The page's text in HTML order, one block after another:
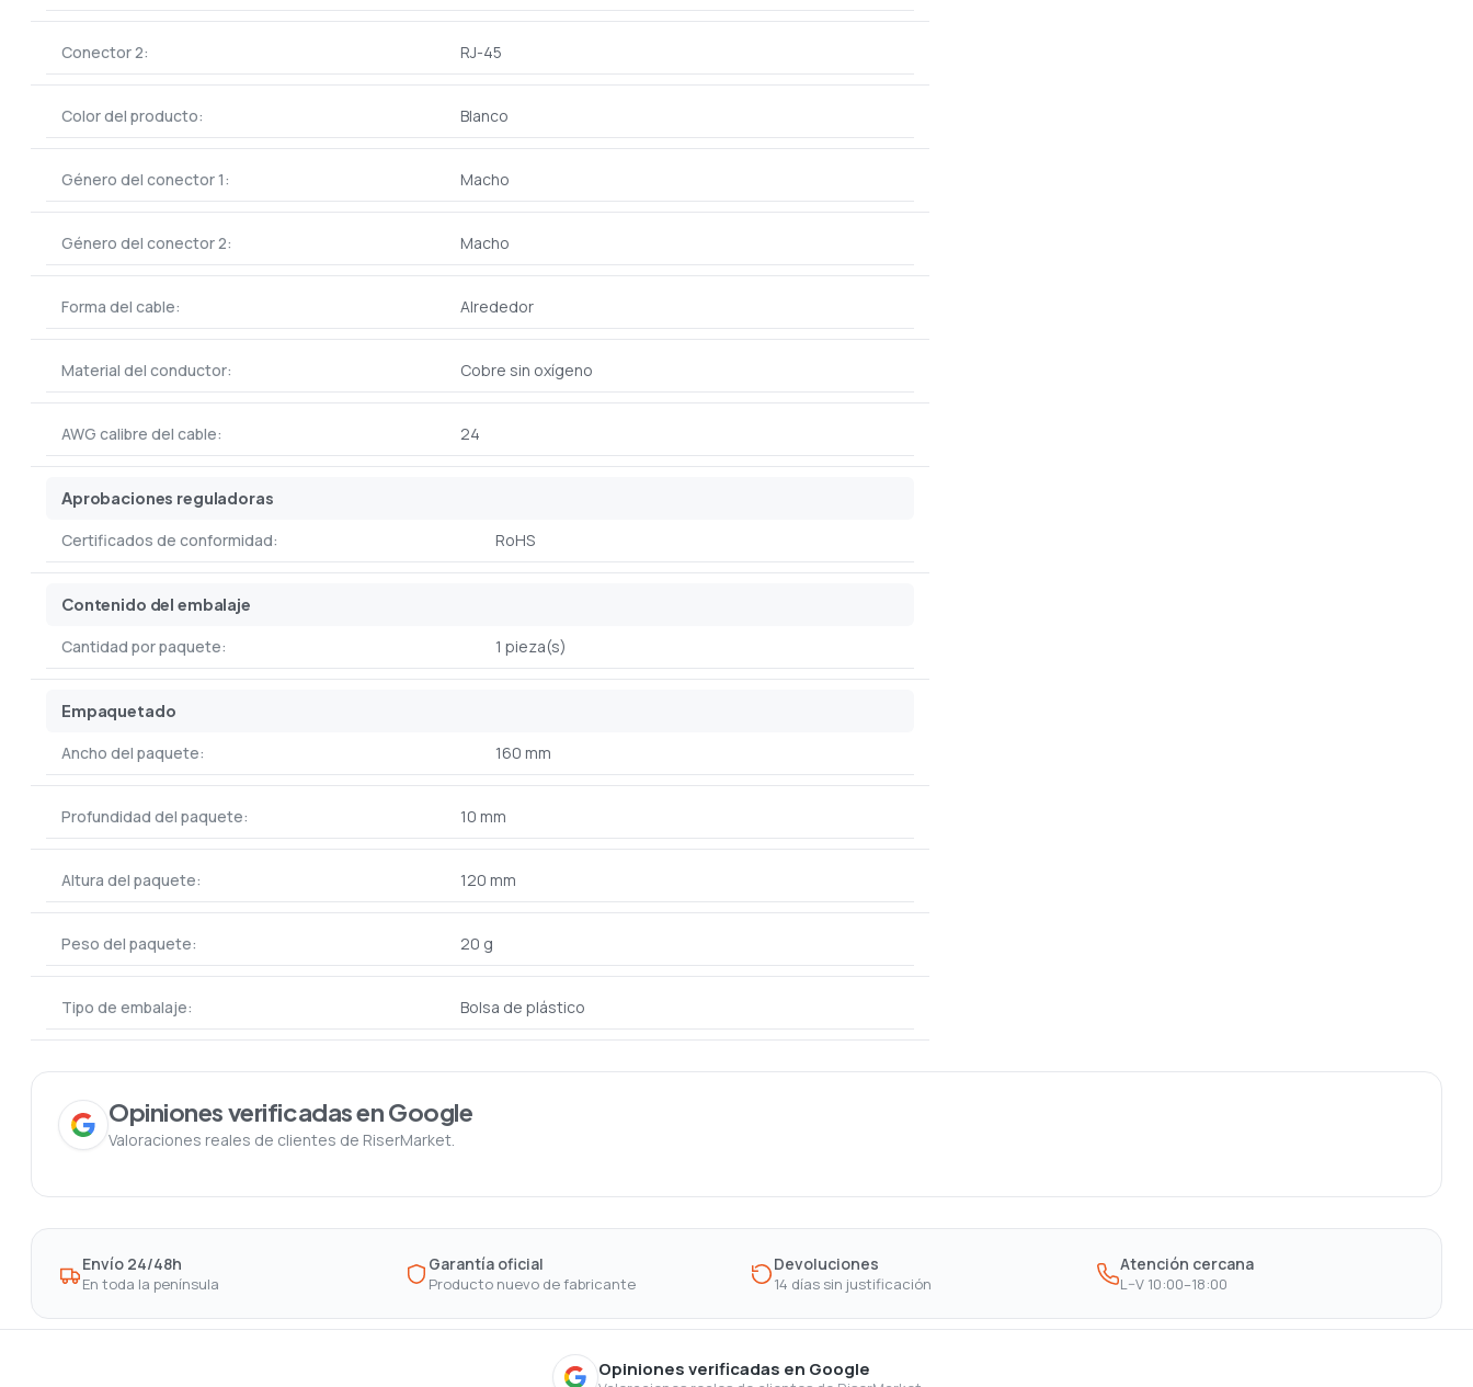
Conector 2: RJ-45
Color del producto: Blanco
Género del conector 1: Macho
Género del conector 2: Macho
Forma del cable: Alrededor
Material del conductor: Cobre sin oxígeno
AWG calibre del cable: 24
Aprobaciones reguladoras
Certificados de conformidad: RoHS
Contenido del embalaje
Cantidad por paquete: 1 pieza(s)
Empaquetado
Ancho del paquete: 160 mm
Profundidad del paquete: 10 mm
Altura del paquete: 120 mm
Peso del paquete: 20 g
Tipo de embalaje: Bolsa de plástico
Opiniones verificadas en Google
Valoraciones reales de clientes de RiserMarket.
Envío 24/48h
En toda la península
Garantía oficial
Producto nuevo de fabricante
Devoluciones
14 días sin justificación
Atención cercana
L–V 10:00–18:00
Opiniones verificadas en Google